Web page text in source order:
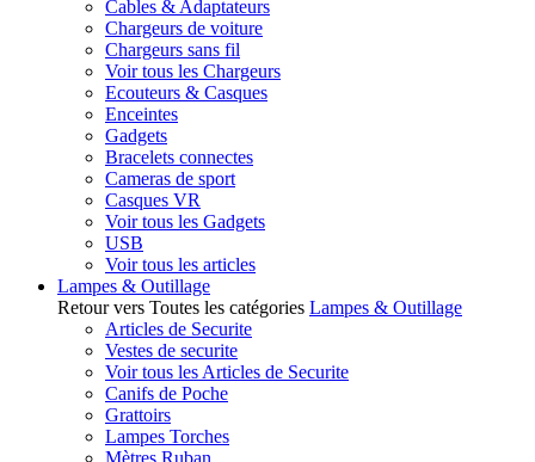
Cables & Adaptateurs
Chargeurs de voiture
Chargeurs sans fil
Voir tous les Chargeurs
Ecouteurs & Casques
Enceintes
Gadgets
Bracelets connectes
Cameras de sport
Casques VR
Voir tous les Gadgets
USB
Voir tous les articles
Lampes & Outillage
Retour vers Toutes les catégories Lampes & Outillage
Articles de Securite
Vestes de securite
Voir tous les Articles de Securite
Canifs de Poche
Grattoirs
Lampes Torches
Mètres Ruban